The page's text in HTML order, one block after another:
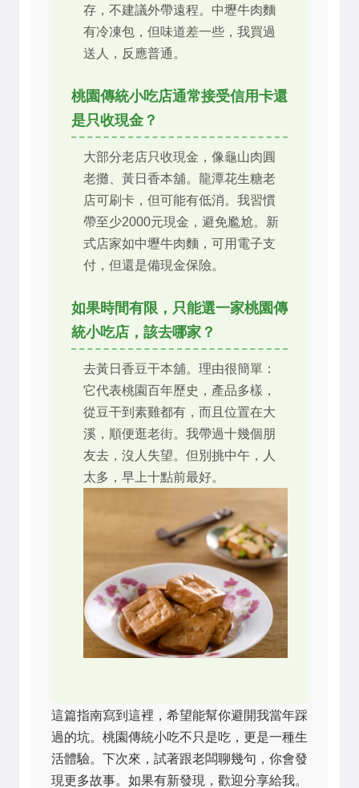
存，不建議外帶遠程。中壢牛肉麵
有冷凍包，但味道差一些，我買過
送人，反應普通。
桃園傳統小吃店通常接受信用卡還
是只收現金？
大部分老店只收現金，像龜山肉圓
老攤、黃日香本舖。龍潭花生糖老
店可刷卡，但可能有低消。我習慣
帶至少2000元現金，避免尷尬。新
式店家如中壢牛肉麵，可用電子支
付，但還是備現金保險。
如果時間有限，只能選一家桃園傳
統小吃店，該去哪家？
去黃日香豆干本舖。理由很簡單：
它代表桃園百年歷史，產品多樣，
從豆干到素雞都有，而且位置在大
溪，順便逛老街。我帶過十幾個朋
友去，沒人失望。但別挑中午，人
太多，早上十點前最好。
這篇指南寫到這裡，希望能幫你避開我當年踩
過的坑。桃園傳統小吃不只是吃，更是一種生
活體驗。下次來，試著跟老闆聊幾句，你會發
現更多故事。如果有新發現，歡迎分享給我。